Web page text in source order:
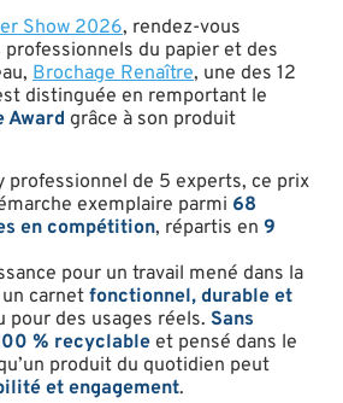
Show 2026, rendez-vous
du papier et des
Brochage Renaître, une des 12
distinguée en remportant le
Award grâce à son produit
professionnel de 5 experts, ce prix
exemplaire parmi 68
en compétition, répartis en 9
pour un travail mené dans la
carnet fonctionnel, durable et
pour des usages réels. Sans
% recyclable et pensé dans le
produit du quotidien peut
et engagement.